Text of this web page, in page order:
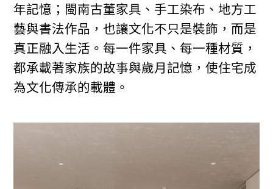
年記憶；閩南古董家具、手工染布、地方工
藝與書法作品，也讓文化不只是裝飾，而是
真正融入生活。每一件家具、每一種材質，
都承載著家族的故事與歲月記憶，使住宅成
為文化傳承的載體。